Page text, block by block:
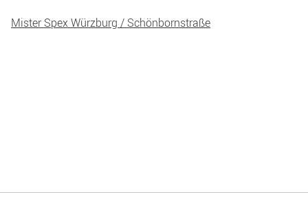
Mister Spex Würzburg / Schönbornstraße